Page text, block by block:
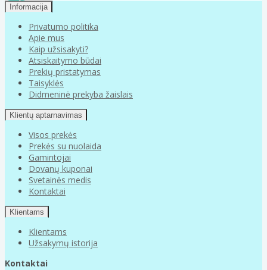
Informacija
Privatumo politika
Apie mus
Kaip užsisakyti?
Atsiskaitymo būdai
Prekių pristatymas
Taisyklės
Didmeninė prekyba žaislais
Klientų aptarnavimas
Visos prekės
Prekės su nuolaida
Gamintojai
Dovanų kuponai
Svetainės medis
Kontaktai
Klientams
Klientams
Užsakymų istorija
Kontaktai